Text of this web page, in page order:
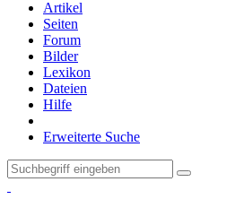
Artikel
Seiten
Forum
Bilder
Lexikon
Dateien
Hilfe
Erweiterte Suche